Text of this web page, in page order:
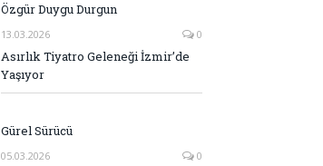
Özgür Duygu Durgun
13.03.2026 0
Asırlık Tiyatro Geleneği İzmir’de
Yaşıyor
Gürel Sürücü
05.03.2026 0